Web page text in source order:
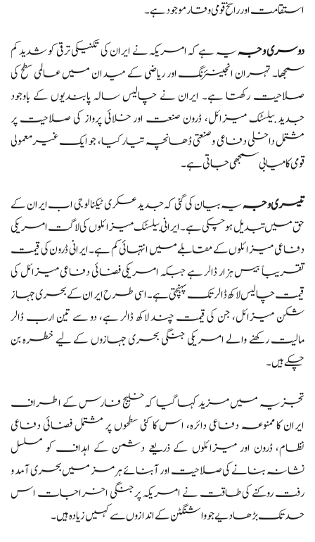
استقامت اور راسخ قومی وقار موجود ہے۔
دوسری وجہیہ ہے کہ امریکہ نے ایران کی تکنیکی ترقی کو شدید کم
سمجھا۔ تہران انجینئرنگ اور ریاضی کے میدان میں عالمی سطح کی
صلاحیت رکھتا ہے۔ ایران نے چالیس سالہ پابندیوں کے باوجود
جدید بیلسٹک میزائل، ڈرون صنعت اور خلائی پرواز کی صلاحیت پر
مشتمل داخلی دفاعی و صنعتی ڈھانچہ تیار کیا، جو ایک غیرمعمولی
قومی کامیابی سمجھی جاتی ہے۔
تیسری وجہیہ بیان کی گئی کہ جدید عسکری ٹیکنالوجی اب ایران کے
حق میں تبدیل ہو چکی ہے۔ ایرانی بیلسٹک میزائلوں کی لاگت امریکی
دفاعی میزائلوں کے مقابلے میں انتہائی کم ہے۔ ایرانی ڈرون کی قیمت
تقریباً بیس ہزار ڈالر ہے جبکہ امریکی فضائی دفاعی میزائل کی
قیمت چالیس لاکھ ڈالر تک پہنچتی ہے۔ اسی طرح ایران کے بحری جہاز
شکن میزائل، جن کی قیمت چند لاکھ ڈالر ہے، دو سے تین ارب ڈالر
مالیت رکھنے والے امریکی جنگی بحری جہازوں کے لیے خطرہ بن
چکے ہیں۔
تجزیہ میں مزید کہا گیا کہ خلیج فارس کے اطراف
ایران کا ممنوعہ دفاعی دائرہ، اس کا کئی سطحوں پر مشتمل فضائی دفاعی
نظام، ڈرون اور میزائلوں کے ذریعے دشمن کے اہداف کو مسلسل
نشانہ بنانے کی صلاحیت اور آبنائے ہرمز میں بحری آمد و
رفت روکنے کی طاقت نے امریکہ پر جنگی اخراجات اس
حد تک بڑھا دیے جو واشنگٹن کے اندازوں سے کہیں زیادہ ہیں۔